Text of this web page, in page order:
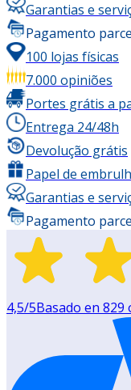
Garantias e
Pagamento
100 lojas físicas
7.000 opiniões
Portes grátis a
Entrega 24/48h
Devolução grátis
Papel de
Garantias e
Pagamento
4,5/5Basado en 829